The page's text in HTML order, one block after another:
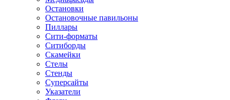
Остановки
Остановочные павильоны
Пиллары
Сити-форматы
Ситиборды
Скамейки
Стелы
Стенды
Суперсайты
Указатели